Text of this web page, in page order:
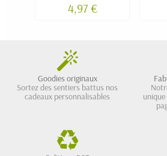
4,97 €
Goodies originaux
Sortez des sentiers battus nos
cadeaux personnalisables